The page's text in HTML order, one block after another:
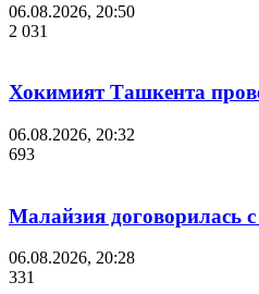
06.08.2026, 20:50
2 031
Хокимият Ташкента
06.08.2026, 20:32
693
Малайзия договорилась
06.08.2026, 20:28
331